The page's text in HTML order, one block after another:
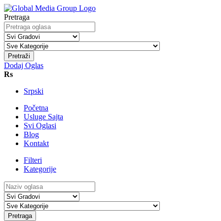
Pretraga
Pretraži
Dodaj Oglas
Rs
Srpski
Početna
Usluge Sajta
Svi Oglasi
Blog
Kontakt
Filteri
Kategorije
Pretraga